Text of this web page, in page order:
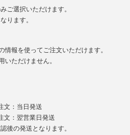
ご選択いただけます。
ります。
情報を使ってご注文いただけます。
ただけません。
文：当日発送
文：翌営業日発送
後の発送となります。